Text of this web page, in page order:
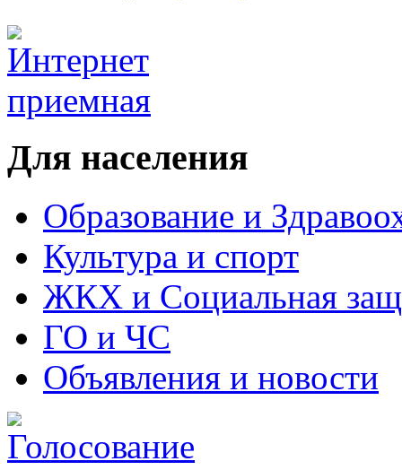
Для населения
Образование и
Культура и спорт
ЖКХ и Социальная
ГО и ЧС
Объявления и новости